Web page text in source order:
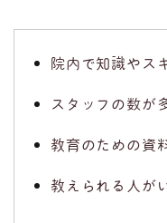
院内で知識やス
スタッフの数が
教育のための資
教えられる人が